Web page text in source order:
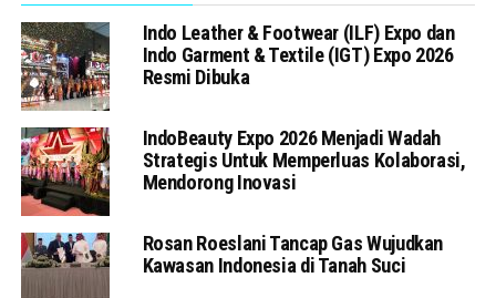
Indo Leather & Footwear (ILF) Expo dan
Indo Garment & Textile (IGT) Expo 2026
Resmi Dibuka
IndoBeauty Expo 2026 Menjadi Wadah
Strategis Untuk Memperluas Kolaborasi,
Mendorong Inovasi
Rosan Roeslani Tancap Gas Wujudkan
Kawasan Indonesia di Tanah Suci